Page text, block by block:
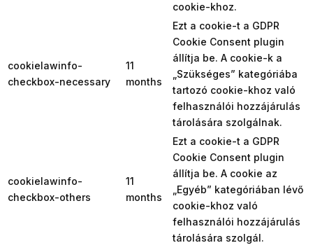
cookie-khoz.
cookielawinfo-
checkbox-necessary
11
months
Ezt a cookie-t a GDPR
Cookie Consent plugin
állítja be. A cookie-k a
„Szükséges” kategóriába
tartozó cookie-khoz való
felhasználói hozzájárulás
tárolására szolgálnak.
cookielawinfo-
checkbox-others
11
months
Ezt a cookie-t a GDPR
Cookie Consent plugin
állítja be. A cookie az
„Egyéb” kategóriában lévő
cookie-khoz való
felhasználói hozzájárulás
tárolására szolgál.